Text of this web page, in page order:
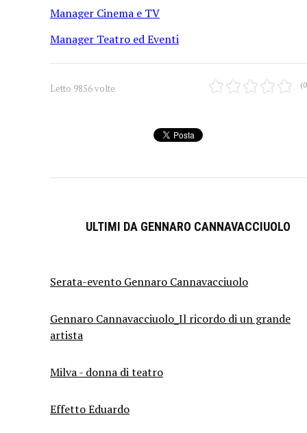
Manager Cinema e TV
Manager Teatro ed Eventi
Letto 9856 volte
ULTIMI DA GENNARO CANNAVACCIUOLO
Serata-evento Gennaro Cannavacciuolo
Gennaro Cannavacciuolo_Il ricordo di un grande
artista
Milva - donna di teatro
Effetto Eduardo